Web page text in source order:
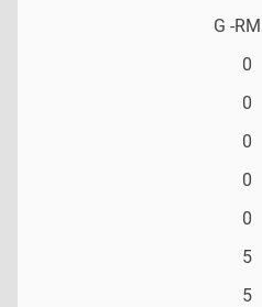
G -
0
0
0
0
0
5
5